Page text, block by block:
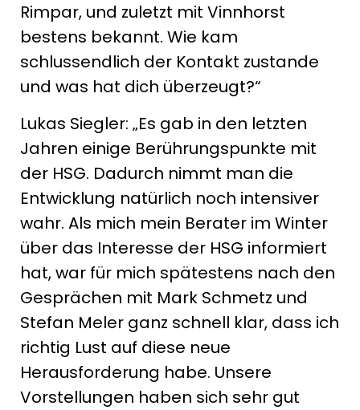
Rimpar, und zuletzt mit Vinnhorst
bestens bekannt. Wie kam
schlussendlich der Kontakt zustande
und was hat dich überzeugt?“
Lukas Siegler: „Es gab in den letzten
Jahren einige Berührungspunkte mit
der HSG. Dadurch nimmt man die
Entwicklung natürlich noch intensiver
wahr. Als mich mein Berater im Winter
über das Interesse der HSG informiert
hat, war für mich spätestens nach den
Gesprächen mit Mark Schmetz und
Stefan Meler ganz schnell klar, dass ich
richtig Lust auf diese neue
Herausforderung habe. Unsere
Vorstellungen haben sich sehr gut